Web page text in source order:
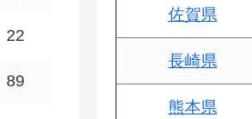
22
89
佐賀県
長崎県
熊本県